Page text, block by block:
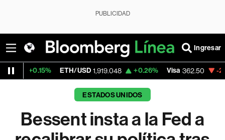
PUBLICIDAD
Ingresar
ETH/USD 1,919.048 +0.26% Visa 362.50 -2.15%
ESTADOS UNIDOS
Bessent insta a la Fed a